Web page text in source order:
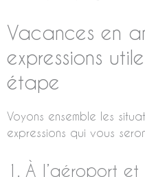
Vacances en
expressions
étape
Voyons ensemble les
expressions qui vous
1. À l’aéroport